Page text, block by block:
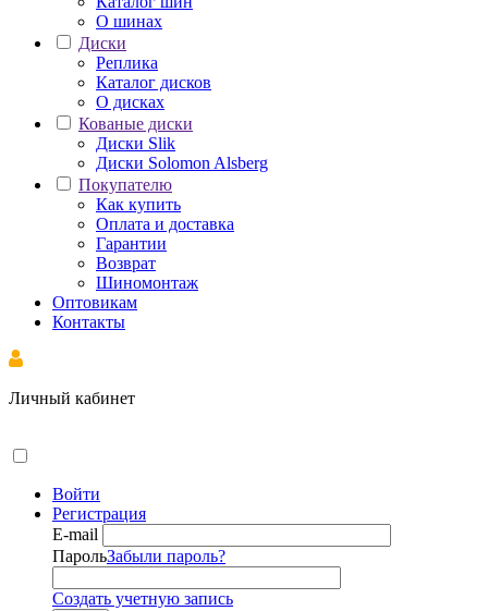
О шинах
Диски
Реплика
Каталог дисков
О дисках
Кованые диски
Диски Slik
Диски Solomon Alsberg
Покупателю
Как купить
Оплата и доставка
Гарантии
Возврат
Шиномонтаж
Оптовикам
Контакты
Личный кабинет
Войти
Регистрация
E-mail
ПарольЗабыли пароль?
Создать учетную запись